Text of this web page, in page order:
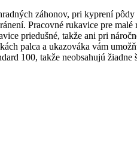
záhonov, pri kyprení
Pracovné rukavice pre
priedušné, takže ani pri
palca a ukazováka vám
100, takže neobsahujú